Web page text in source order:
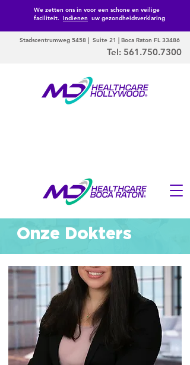
We zetten ons in voor een schone en veilige
faciliteit. Indienen uw gezondheidsverklaring
Stadscentrumweg 5458 | Suite 21 | Boca Raton FL 33486
Tel: 561.750.7300
Onze Dokters